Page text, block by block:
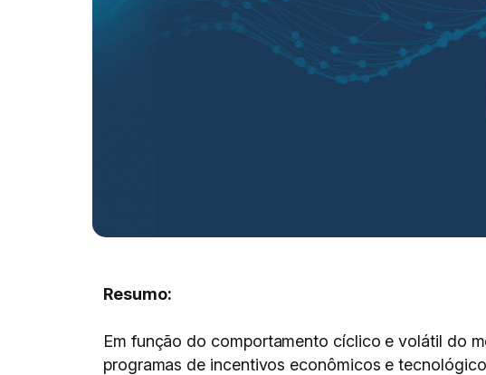
Resumo:
Em função do comportamento cíclico e volátil do
programas de incentivos econômicos e